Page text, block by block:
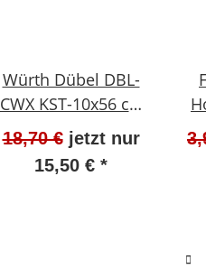
Würth Dübel DBL-
CWX KST-10x56 ca.
NEU 100 Stück
Paket 090621056
#W155-564
18,70 € jetzt nur
15,50 € *